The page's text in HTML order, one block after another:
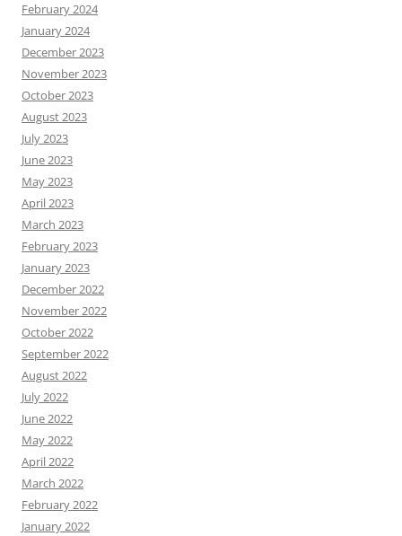
February 2024
January 2024
December 2023
November 2023
October 2023
August 2023
July 2023
June 2023
May 2023
April 2023
March 2023
February 2023
January 2023
December 2022
November 2022
October 2022
September 2022
August 2022
July 2022
June 2022
May 2022
April 2022
March 2022
February 2022
January 2022